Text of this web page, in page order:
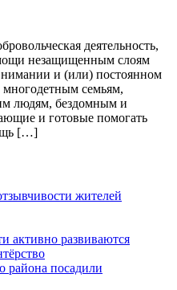
деятельность,
незащищенным слоям
и (или) постоянном
семьям,
людям, бездомным и
и готовые помогать
[…]
жителей
активно развиваются
района посадили